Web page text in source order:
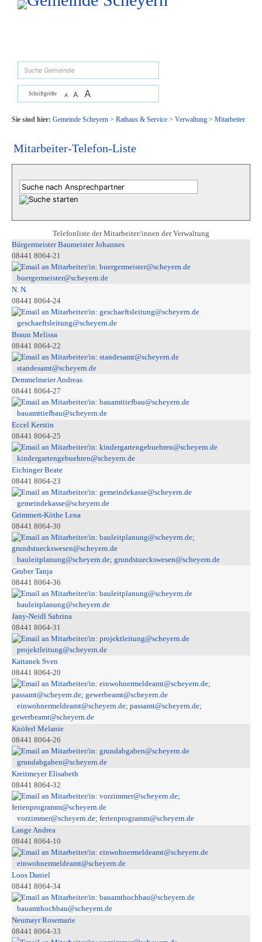
Zum Inhalt, zur Navigationoder zur Startseite springen.
Schriftgröße A A A
Sie sind hier: Gemeinde Scheyern> Rathaus & Service> Verwaltung> Mitarbeiter
Mitarbeiter-Telefon-Liste
Telefonliste der Mitarbeiter/innen der Verwaltung
Bürgermeister Baumeister Johannes
08441 8064-21
buergermeister@scheyern.de
N. N.
08441 8064-24
geschaeftsleitung@scheyern.de
Braun Melissa
08441 8064-22
standesamt@scheyern.de
Demmelmeier Andreas
08441 8064-27
bauamttiefbau@scheyern.de
Eccel Kerstin
08441 8064-25
kindergartengebuehren@scheyern.de
Eichinger Beate
08441 8064-23
gemeindekasse@scheyern.de
Grimmert-Köthe Lena
08441 8064-30
bauleitplanung@scheyern.de; grundstueckswesen@scheyern.de
Gruber Tanja
08441 8064-36
bauleitplanung@scheyern.de
Jany-Neidl Sabrina
08441 8064-31
projektleitung@scheyern.de
Kattanek Sven
08441 8064-20
einwohnermeldeamt@scheyern.de; passamt@scheyern.de;
gewerbeamt@scheyern.de
Knöferl Melanie
08441 8064-26
grundabgaben@scheyern.de
Kreitmeyer Elisabeth
08441 8064-32
vorzimmer@scheyern.de; ferienprogramm@scheyern.de
Lange Andrea
08441 8064-10
einwohnermeldeamt@scheyern.de
Loos Daniel
08441 8064-34
bauamthochbau@scheyern.de
Neumayr Rosemarie
08441 8064-33